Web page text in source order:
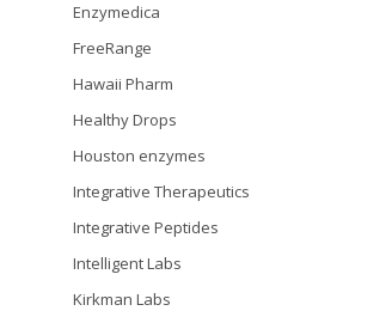
Enzymedica
FreeRange
Hawaii Pharm
Healthy Drops
Houston enzymes
Integrative Therapeutics
Integrative Peptides
Intelligent Labs
Kirkman Labs